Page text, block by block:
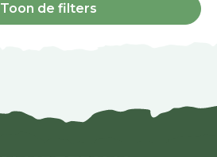
Toon de filters